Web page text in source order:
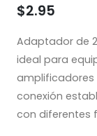
$2.95
Adaptador de
ideal para
amplificadores
conexión
con diferentes